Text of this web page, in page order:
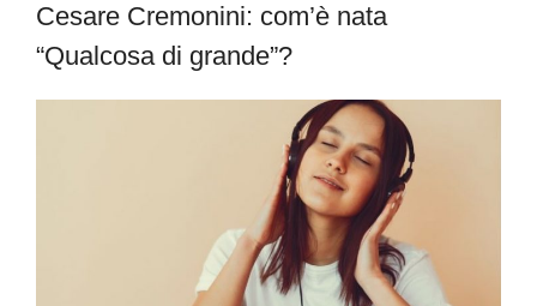
Cesare Cremonini: com’è nata
“Qualcosa di grande”?